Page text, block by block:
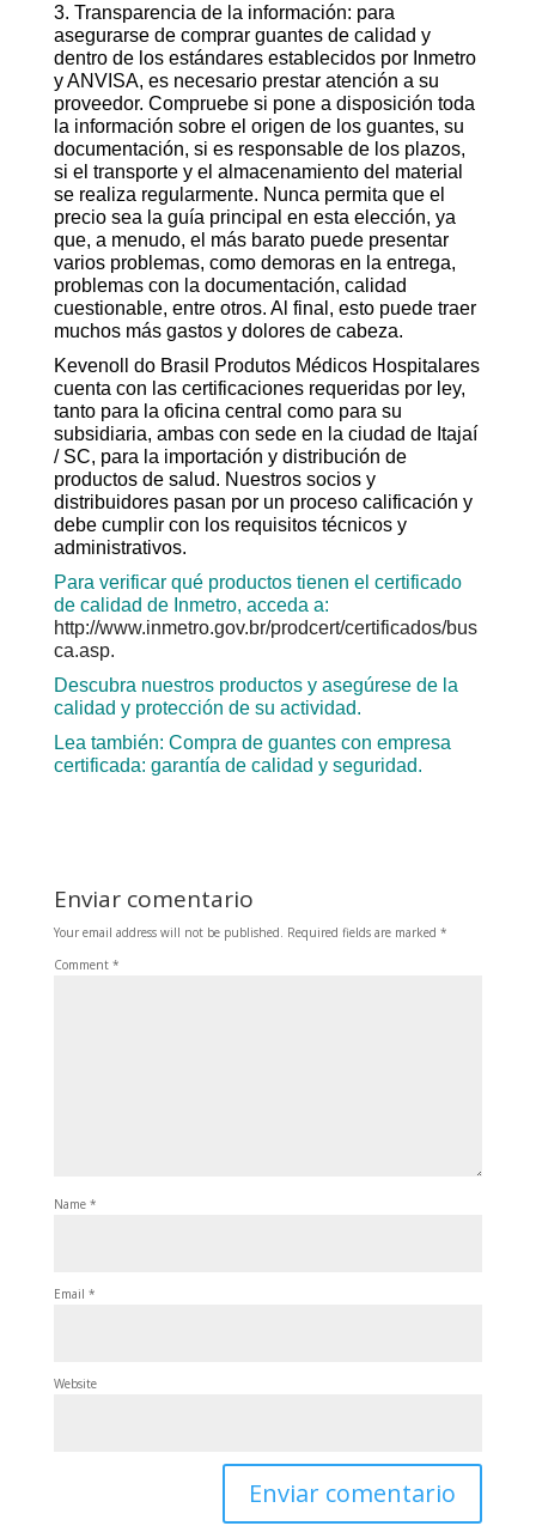
3. Transparencia de la información: para
asegurarse de comprar guantes de calidad y
dentro de los estándares establecidos por Inmetro
y ANVISA, es necesario prestar atención a su
proveedor. Compruebe si pone a disposición toda
la información sobre el origen de los guantes, su
documentación, si es responsable de los plazos,
si el transporte y el almacenamiento del material
se realiza regularmente. Nunca permita que el
precio sea la guía principal en esta elección, ya
que, a menudo, el más barato puede presentar
varios problemas, como demoras en la entrega,
problemas con la documentación, calidad
cuestionable, entre otros. Al final, esto puede traer
muchos más gastos y dolores de cabeza.
Kevenoll do Brasil Produtos Médicos Hospitalares
cuenta con las certificaciones requeridas por ley,
tanto para la oficina central como para su
subsidiaria, ambas con sede en la ciudad de Itajaí
/ SC, para la importación y distribución de
productos de salud. Nuestros socios y
distribuidores pasan por un proceso calificación y
debe cumplir con los requisitos técnicos y
administrativos.
Para verificar qué productos tienen el certificado
de calidad de Inmetro, acceda a:
http://www.inmetro.gov.br/prodcert/certificados/bus
ca.asp.
Descubra nuestros productos y asegúrese de la
calidad y protección de su actividad.
Lea también: Compra de guantes con empresa
certificada: garantía de calidad y seguridad.
Enviar comentario
Your email address will not be published. Required fields are marked *
Comment *
Name *
Email *
Website